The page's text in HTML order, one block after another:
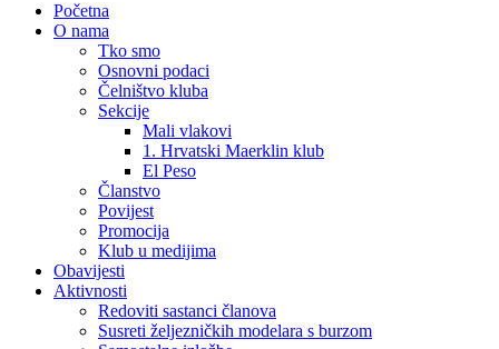
Početna
O nama
Tko smo
Osnovni podaci
Čelništvo kluba
Sekcije
Mali vlakovi
1. Hrvatski Maerklin klub
El Peso
Članstvo
Povijest
Promocija
Klub u medijima
Obavijesti
Aktivnosti
Redoviti sastanci članova
Susreti željezničkih modelara s burzom